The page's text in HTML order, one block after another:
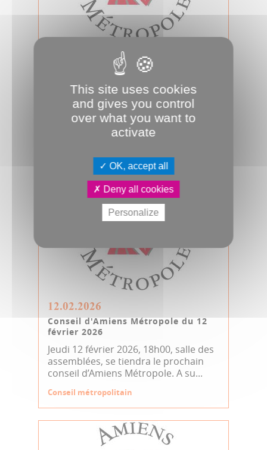
Conseil d'Amiens Métropole du 7
avril 2026
Mardi 7 avril 2026, 17h00, salle des
assemblées, se tiendra le prochain
conseil d’Amiens Métropole. A suivr...
12.02.2026
Conseil d'Amiens Métropole du 12
février 2026
Jeudi 12 février 2026, 18h00, salle des
assemblées, se tiendra le prochain
conseil d’Amiens Métropole. A su...
Conseil métropolitain
This site uses cookies
and gives you control
over what you want to
activate
OK, accept all
Deny all cookies
Personalize